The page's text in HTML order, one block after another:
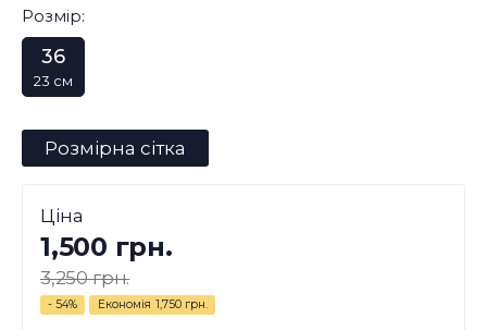
Розмір:
36
23 см
Розмірна сітка
Ціна
1,500 грн.
3,250 грн.
- 54% Економія 1,750 грн.